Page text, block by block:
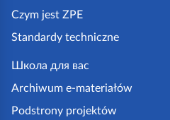
Czym jest ZPE
Standardy techniczne
Школа для вас
Archiwum e-materiałów
Podstrony projektów